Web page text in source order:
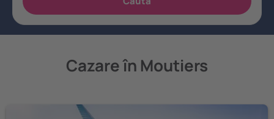
Cazare în Moutiers